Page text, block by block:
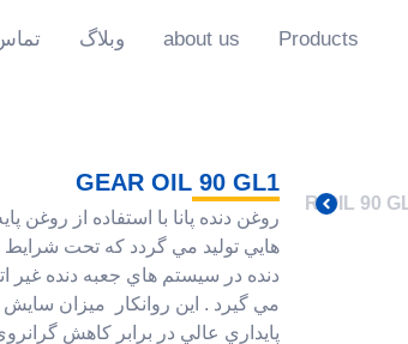
Products
about us وبلاگ
GEAR OIL 90 GL1
روغن دنده پانا با استفاده از
هايي توليد مي گردد كه تحت شرايط
دنده در سيستم هاي جعبه دنده غير
مي گيرد . اين روانكار ميزان
پايداري عالي در برابر كاهش